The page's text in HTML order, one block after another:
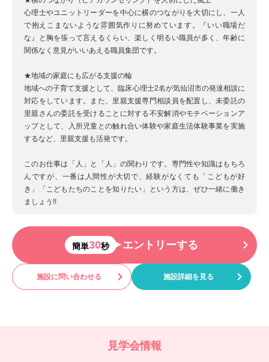
心理士やユニットリーダーを中心に横のつながりを大切にし、一人
で抱えこまないような雰囲気作りに努めています。『いい職場だ
な』と胸を張って言えるくらい、楽しく明るい職員が多く、年齢に
関係なく意見がいいあえる職員集団です。
★地域の家庭にも広がる支援の輪
地域への子育て支援として、臨床心理士2名が気仙沼市の発達相談に
対応をしています。また、里親支援専門相談員を配置し、未委託の
里親さんの委託を受けることに対する不安解消やモチベーションア
ップとして、入所児童との触れ合い体験や家庭生活体験事業を実施
するなど、里親支援も活発です。
このお仕事は「人」と「人」の関わりです。専門性や知識はもちろ
んですが、一番は人間性が大切で、経験がなくても「こどもが好
き」「こどもたちのことを知りたい」という方は、ぜひ一緒に働き
ましょう!!
簡単30秒 エントリーする
施設に問い合わせる 施設詳細を見る
見学会情報